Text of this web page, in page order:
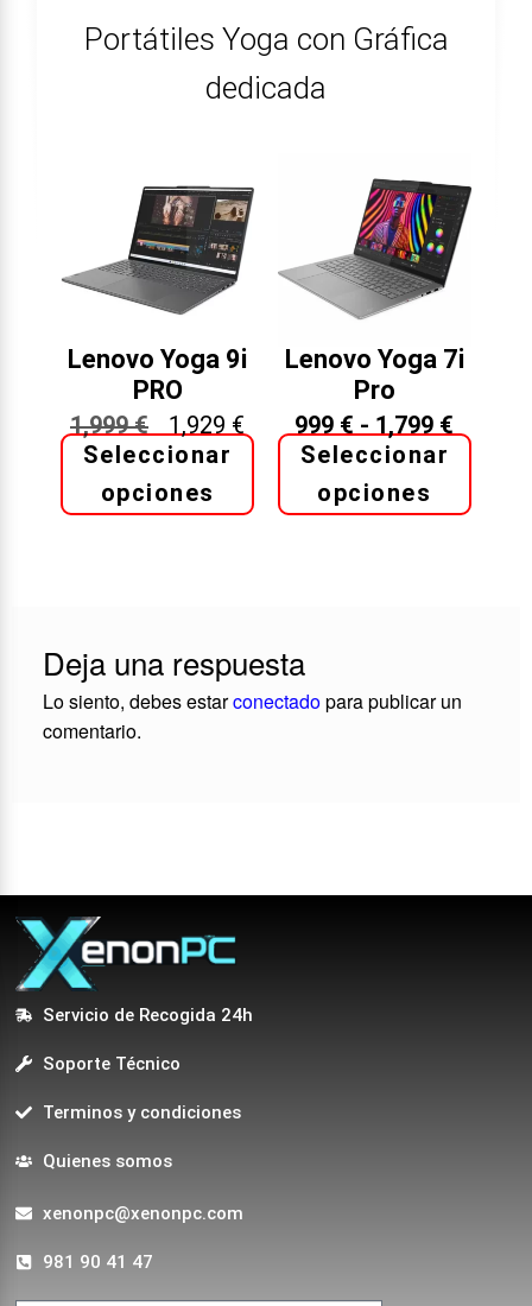
Portátiles Yoga con Gráfica
dedicada
Lenovo Yoga 9i
PRO
1,999€ 1,929 €
Seleccionar
opciones
Lenovo Yoga 7i
Pro
999 € - 1,799 €
Seleccionar
opciones
Deja una respuesta
Lo siento, debes estarconectadopara publicar un
comentario.
Servicio de Recogida 24h
Soporte Técnico
Terminos y condiciones
Quienes somos
xenonpc@xenonpc.com
981 90 41 47